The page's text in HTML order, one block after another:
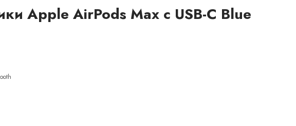
Apple AirPods Max с USB-C Blue